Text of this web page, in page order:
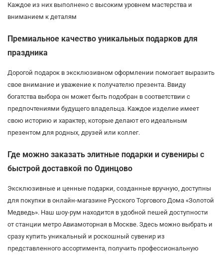
Каждое из них выполнено с высоким уровнем мастерства и
вниманием к деталям
Премиальное качество уникальных подарков для
праздника
Дорогой подарок в эксклюзивном оформлении помогает выразить
свое внимание и уважение к получателю презента. Ввиду
богатства выбора он может быть подобран в соответствии с
предпочтениями будущего владельца. Каждое изделие имеет
свою историю и характер, которые делают его идеальным
презентом для родных, друзей или коллег.
Где можно заказать элитные подарки и сувениры с
быстрой доставкой по Одинцово
Эксклюзивные и ценные подарки, созданные вручную, доступны
для покупки в онлайн-магазине Русского Торгового Дома «Золотой
Медведь». Наш шоу-рум находится в удобной пешей доступности
от станции метро Авиамоторная в Москве. Здесь можно выбрать и
сразу купить уникальный и роскошный сувенир из
представленного ассортимента, получить профессиональную